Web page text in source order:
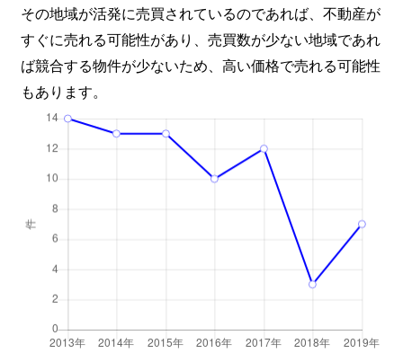
その地域が活発に売買されているのであれば、不動産が
すぐに売れる可能性があり、売買数が少ない地域であれ
ば競合する物件が少ないため、高い価格で売れる可能性
もあります。